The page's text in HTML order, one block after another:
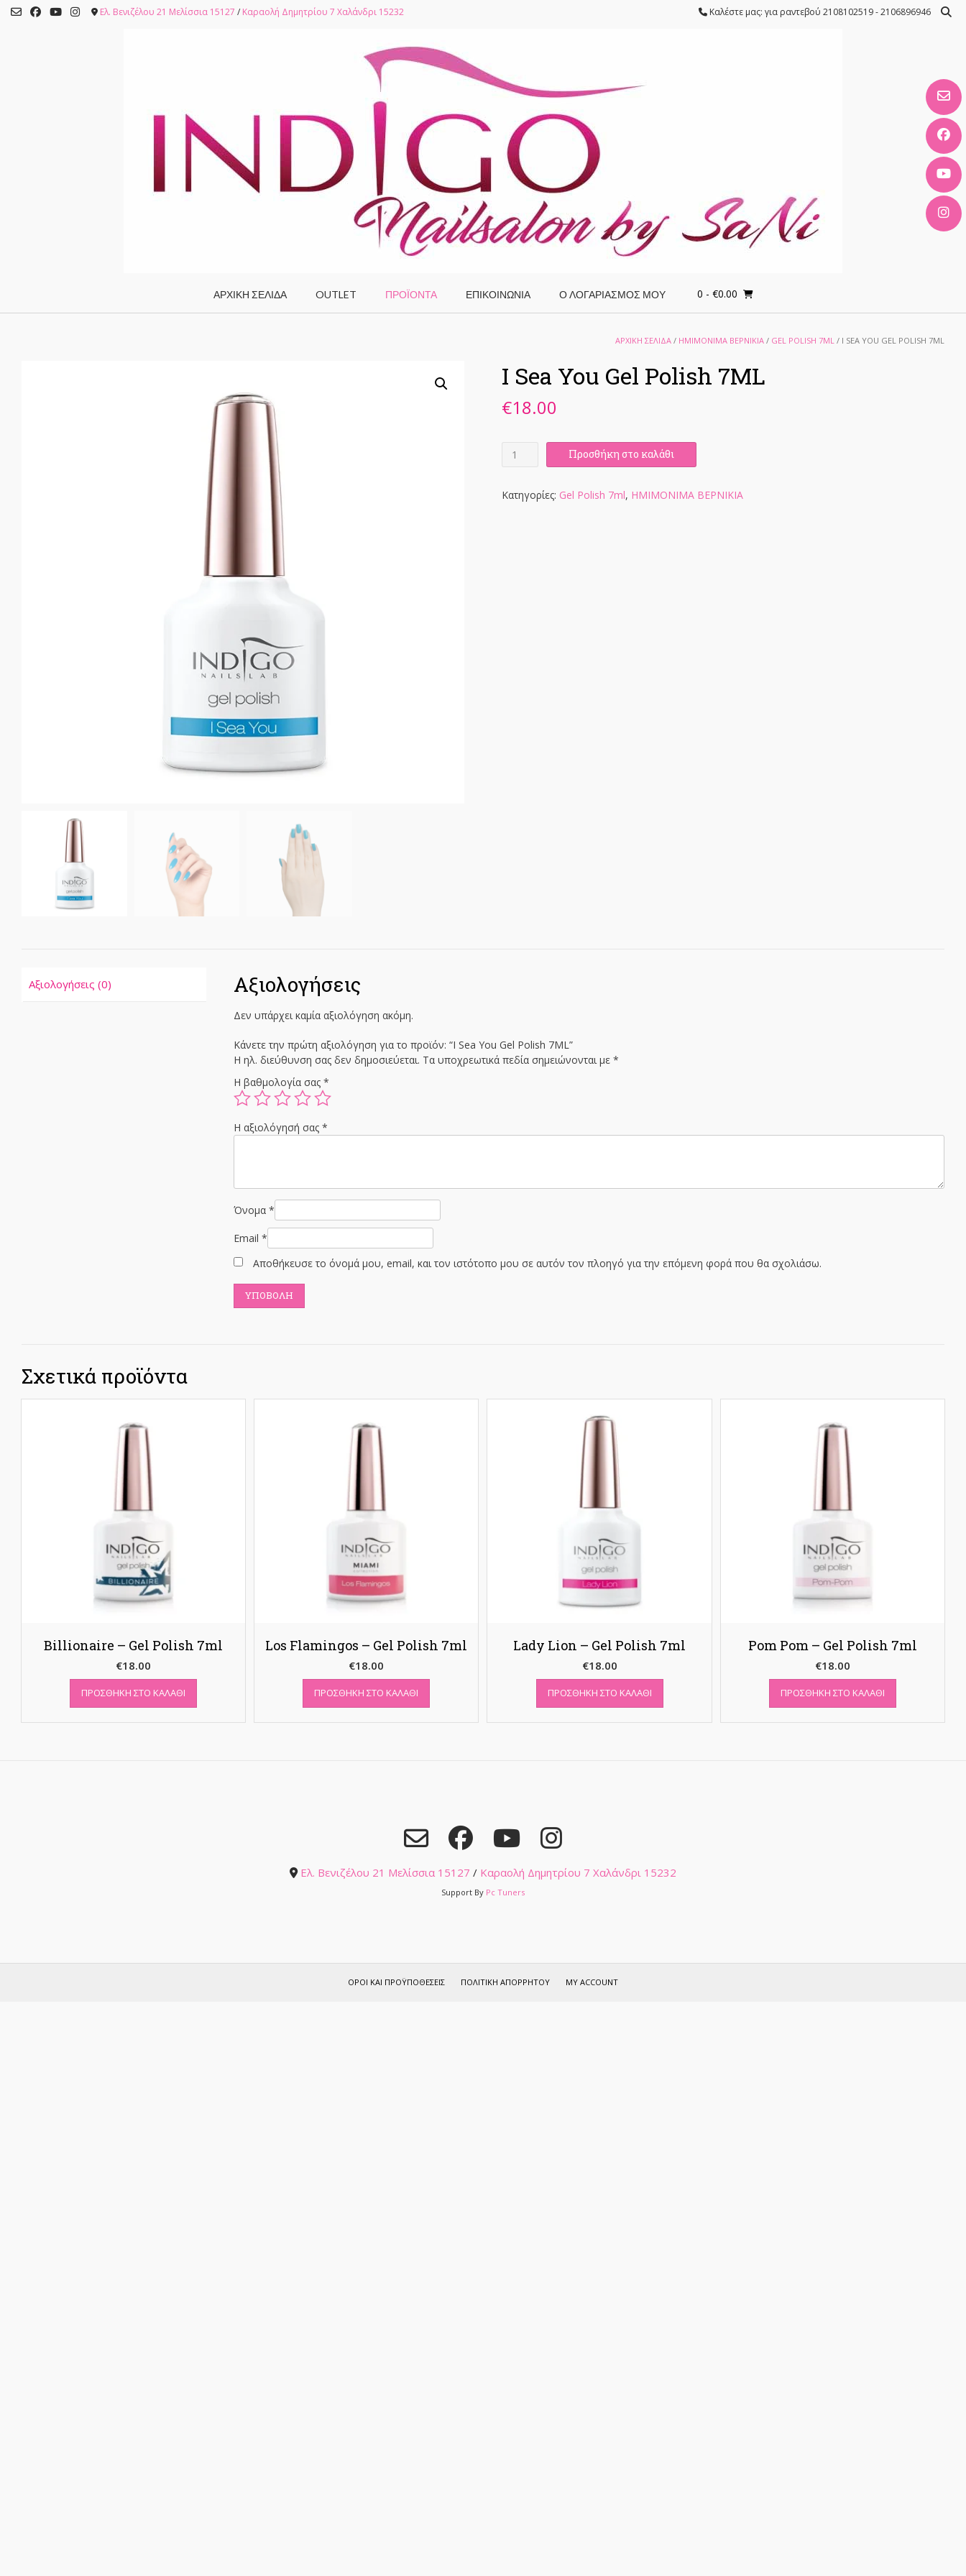
Skip
Ελ. Βενιζέλου 21 Μελίσσια 15127 / Καραολή Δημητρίου 7 Χαλάνδρι 15232 Καλέστε μας: για ραντεβού 2108102519 - 2106896946
ΑΡΧΙΚΗ ΣΕΛΙΔΑ OUTLET ΠΡΟΪΌΝΤΑ ΕΠΙΚΟΙΝΩΝΙΑ Ο ΛΟΓΑΡΙΑΣΜΌΣ ΜΟΥ 0 - €0.00
ΑΡΧΙΚΉ ΣΕΛΊΔΑ / ΗΜΙΜΟΝΙΜΑ ΒΕΡΝΙΚΙΑ / GEL POLISH 7ML / I SEA YOU GEL POLISH 7ML
I Sea You Gel Polish 7ML
€18.00
Gel
Προσθήκη στο καλάθι
Κατηγορίες: Gel Polish 7ml, ΗΜΙΜΟΝΙΜΑ ΒΕΡΝΙΚΙΑ
Αξιολογήσεις (0) Αξιολογήσεις
Δεν υπάρχει καμία αξιολόγηση ακόμη.
Κάνετε την πρώτη αξιολόγηση για το προϊόν: “I Sea You Gel Polish 7ML”
Η ηλ. διεύθυνση σας δεν δημοσιεύεται. Τα υποχρεωτικά πεδία σημειώνονται με*
Η βαθμολογία σας*
Η αξιολόγησή σας*
Όνομα*
Email*
Αποθήκευσε το όνομά μου, email, και τον ιστότοπο μου σε αυτόν τον πλοηγό για την επόμενη φορά που θα σχολιάσω.
Σχετικά προϊόντα
Billionaire – Gel Polish 7ml
€18.00
ΠΡΟΣΘΉΚΗ ΣΤΟ ΚΑΛΆΘΙ
Los Flamingos – Gel Polish 7ml
€18.00
ΠΡΟΣΘΉΚΗ ΣΤΟ ΚΑΛΆΘΙ
Lady Lion – Gel Polish 7ml
€18.00
ΠΡΟΣΘΉΚΗ ΣΤΟ ΚΑΛΆΘΙ
Pom Pom – Gel Polish 7ml
€18.00
ΠΡΟΣΘΉΚΗ ΣΤΟ ΚΑΛΆΘΙ
Ελ. Βενιζέλου 21 Μελίσσια 15127 / Καραολή Δημητρίου 7 Χαλάνδρι 15232
Support By Pc Tuners
ΌΡΟΙ ΚΑΙ ΠΡΟΫΠΟΘΈΣΕΙΣ ΠΟΛΙΤΙΚΉ ΑΠΟΡΡΉΤΟΥ MY ACCOUNT